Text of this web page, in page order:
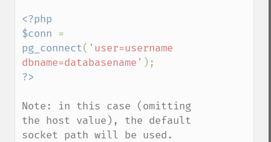
<?php
$conn
pg_connect( 'user=username
dbname=databasename'
Note: in this case (omitting
the host value), the default
socket path will be used.